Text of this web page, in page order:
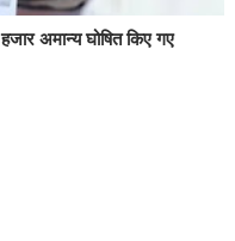
अमान्य घोषित किए गए